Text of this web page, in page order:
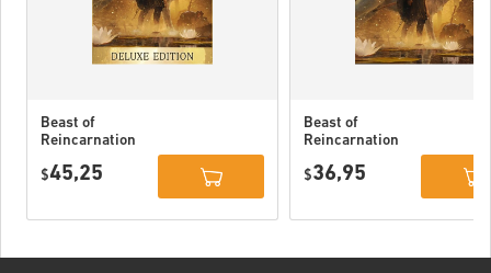
Beast of
Reincarnation
PC (STEAM)
$45,25
Beast of
Reincarnation
$36,95